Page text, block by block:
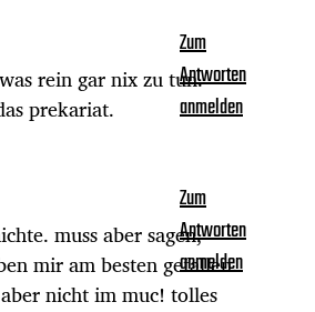
rein gar nix zu tun.
prekariat.
Zum
Antworten
anmelden
muss aber sagen,
mir am besten gefallen.
nicht im muc! tolles
Zum
Antworten
anmelden